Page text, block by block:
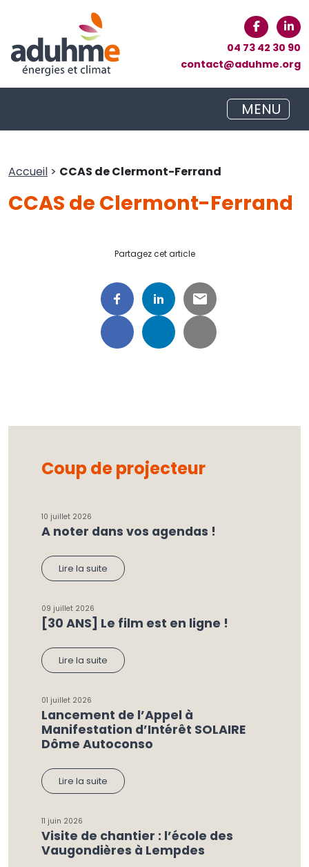
04 73 42 30 90
contact@aduhme.org
MENU
Accueil > CCAS de Clermont-Ferrand
CCAS de Clermont-Ferrand
Partagez cet article
Coup de projecteur
10 juillet 2026
A noter dans vos agendas !
Lire la suite
09 juillet 2026
[30 ANS] Le film est en ligne !
Lire la suite
01 juillet 2026
Lancement de l’Appel à
Manifestation d’Intérêt SOLAIRE
Dôme Autoconso
Lire la suite
11 juin 2026
Visite de chantier : l’école des
Vaugondières à Lempdes